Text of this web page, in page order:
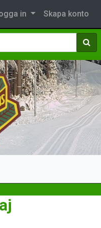
in Skapa konto
Sök